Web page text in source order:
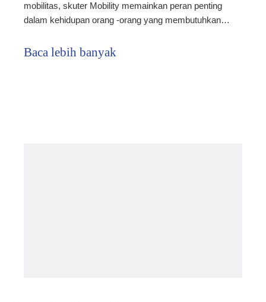
mobilitas, skuter Mobility memainkan peran penting
dalam kehidupan orang -orang yang membutuhkan
pengembangan teknologi industri, skuter mobilitas
Baca lebih banyak